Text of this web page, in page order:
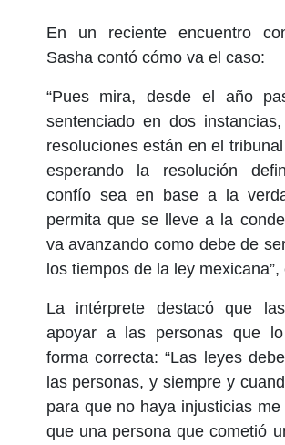
En un reciente encuentro
Sasha contó cómo va el caso:
“Pues mira, desde el año
sentenciado en dos
resoluciones están en el
esperando la resolución
confío sea en base a la
permita que se lleve a la
va avanzando como debe de
los tiempos de la ley mexicana”,
La intérprete destacó que
apoyar a las personas que
forma correcta: “Las leyes
las personas, y siempre y
para que no haya injusticias
que una persona que cometió